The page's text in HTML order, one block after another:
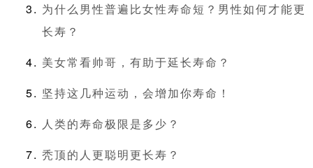
为什么男性普遍比女性寿命短？男性如何才能更
长寿？
美女常看帅哥，有助于延长寿命？
坚持这几种运动，会增加你寿命！
人类的寿命极限是多少？
秃顶的人更聪明更长寿？